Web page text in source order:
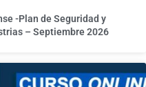
-Plan de Seguridad y
– Septiembre 2026